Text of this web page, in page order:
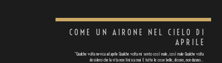
COME UN AIRONE NEL CIELO DI
APRILE
“Qualche volta nevica ad aprile Qualche volta mi sento così male, così male Qualche volta
desidero che la vita non finisca mai E tutte le cose belle, dicono, non durano…